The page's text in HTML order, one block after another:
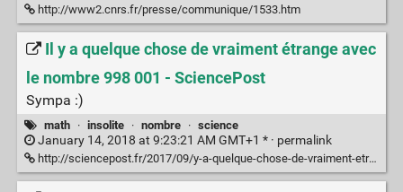
http://www2.cnrs.fr/presse/communique/1533.htm
Il y a quelque chose de vraiment étrange avec
le nombre 998 001 - SciencePost
Sympa :)
math · insolite · nombre · science
January 14, 2018 at 9:23:21 AM GMT+1 * · permalink
http://sciencepost.fr/2017/09/y-a-quelque-chose-de-vraiment-etrange-nombre-998-001/